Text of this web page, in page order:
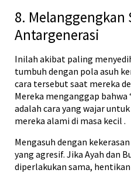
8. Melanggengkan
Antargenerasi
Inilah akibat paling
tumbuh dengan pola asuh
cara tersebut saat mereka
Mereka menganggap
adalah cara yang wajar
mereka alami di masa kecil .
Mengasuh dengan
yang agresif. Jika Ayah dan
diperlakukan sama,